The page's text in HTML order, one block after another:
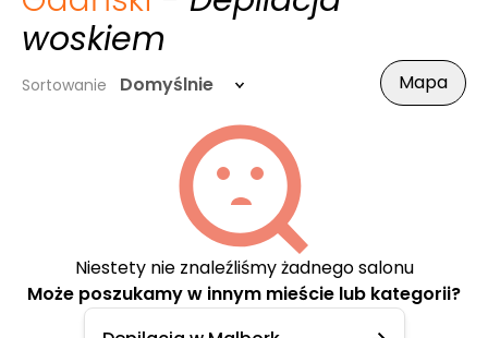
woskiem
Sortowanie Domyślnie Mapa
Niestety nie znaleźliśmy żadnego salonu
Może poszukamy w innym mieście lub kategorii?